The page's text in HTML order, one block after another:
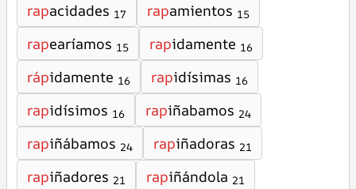
rapacidades 17 rapamientos 15
rapearíamos 15 rapidamente 16
rápidamente 16 rapidísimas 16
rapidísimos 16 rapiñabamos 24
rapiñábamos 24 rapiñadoras 21
rapiñadores 21 rapiñándola 21